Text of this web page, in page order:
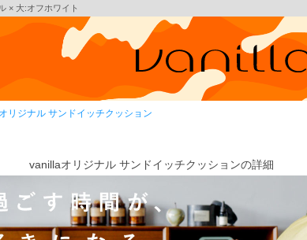
× 大:オフホワイト
リジナル サンドイッチクッション
vanillaオリジナル サンドイッチクッションの詳細